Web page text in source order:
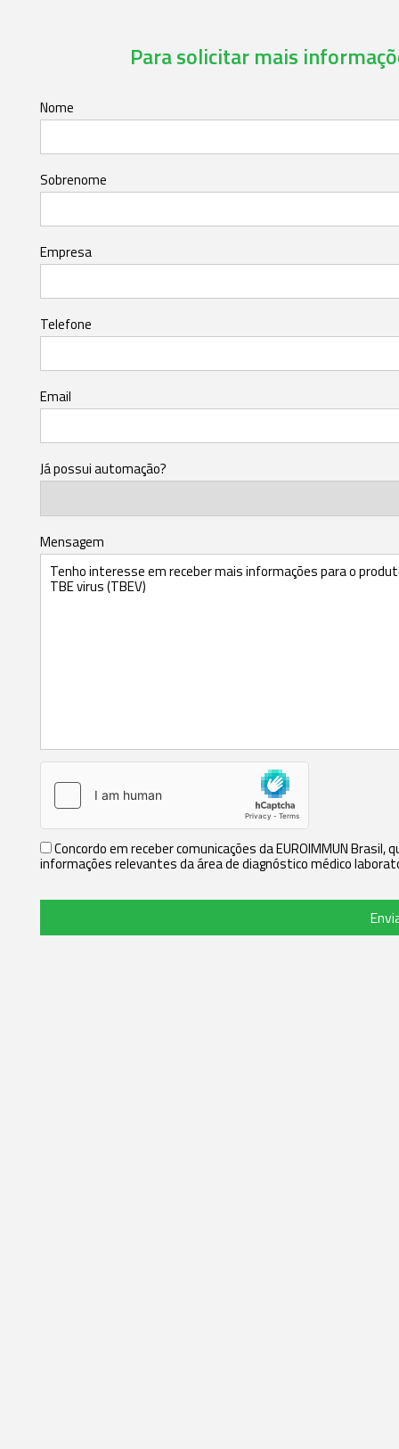
Para solicitar mais
Nome
Sobrenome
Empresa
Telefone
Email
Já possui automação?
Mensagem
Concordo em receber comunicações da EUROIMMUN
informações relevantes da área de diagnóstico médico